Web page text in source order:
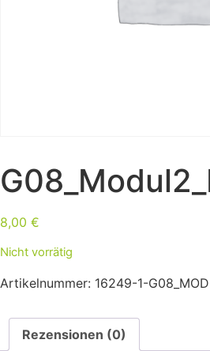
8,00 €
Nicht vorrätig
Artikelnummer: 16249-1-
Rezensionen (0)